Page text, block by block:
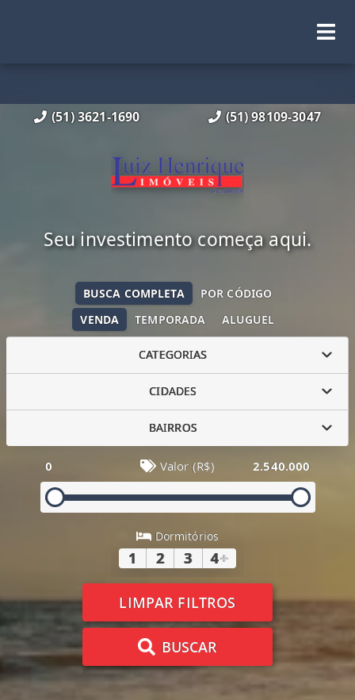
(51) 3621-1690 (51) 98109-3047
Seu investimento começa aqui.
VENDA TEMPORADA ALUGUEL
BUSCA COMPLETA POR CÓDIGO
CATEGORIAS
CIDADES
BAIRROS
0 Valor (R$) 2.540.000
Dormitórios
1 2 3 4+
LIMPAR FILTROS
BUSCAR